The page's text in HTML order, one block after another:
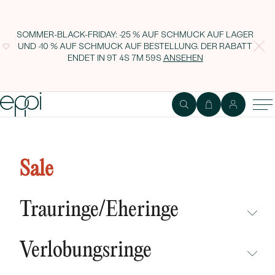
SOMMER-BLACK-FRIDAY: -25 % AUF SCHMUCK AUF LAGER
UND -10 % AUF SCHMUCK AUF BESTELLUNG. DER RABATT
ENDET IN 9T 4S 7M 58S ANSEHEN
Sale
Trauringe/Eheringe
NEUHEITEN
Verlobungsringe
und Diamanten Cradice